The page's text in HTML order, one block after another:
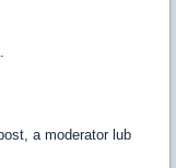
a moderator lub